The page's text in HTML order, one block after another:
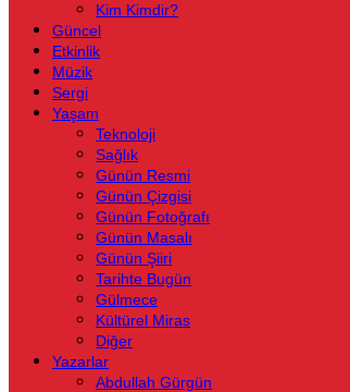
Kim Kimdir?
Güncel
Etkinlik
Müzik
Sergi
Yaşam
Teknoloji
Sağlık
Günün Resmi
Günün Çizgisi
Günün Fotoğrafı
Günün Masalı
Günün Şiiri
Tarihte Bugün
Gülmece
Kültürel Miras
Diğer
Yazarlar
Abdullah Gürgün